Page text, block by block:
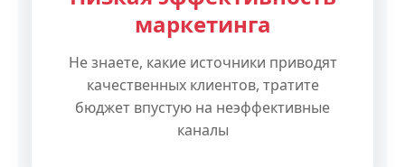
маркетинга
Не знаете, какие источники приводят
качественных клиентов, тратите
бюджет впустую на неэффективные
каналы